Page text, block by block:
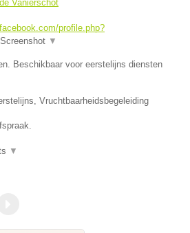
Vanierschot
profile.php?
Screenshot ▼
Beschikbaar voor eerstelijns diensten
Vruchtbaarheidsbegeleiding
▼